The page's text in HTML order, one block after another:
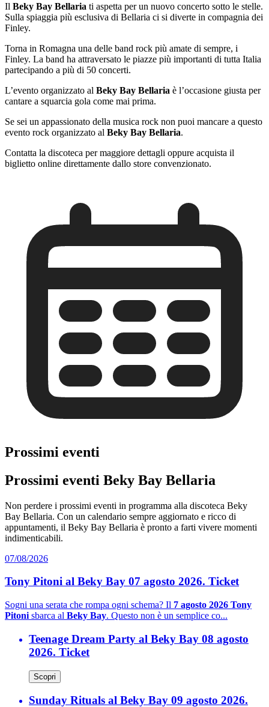
Il Beky Bay Bellaria ti aspetta per un nuovo concerto sotto le stelle.
Sulla spiaggia più esclusiva di Bellaria ci si diverte in compagnia dei
Finley.
Torna in Romagna una delle band rock più amate di sempre, i
Finley. La band ha attraversato le piazze più importanti di tutta Italia
partecipando a più di 50 concerti.
L’evento organizzato al Beky Bay Bellaria è l’occasione giusta per
cantare a squarcia gola come mai prima.
Se sei un appassionato della musica rock non puoi mancare a questo
evento rock organizzato al Beky Bay Bellaria.
Contatta la discoteca per maggiore dettagli oppure acquista il
biglietto online direttamente dallo store convenzionato.
Prossimi eventi
Prossimi eventi Beky Bay Bellaria
Non perdere i prossimi eventi in programma alla discoteca Beky
Bay Bellaria. Con un calendario sempre aggiornato e ricco di
appuntamenti, il Beky Bay Bellaria è pronto a farti vivere momenti
indimenticabili.
07/08/2026
Tony Pitoni al Beky Bay 07 agosto 2026. Ticket
Sogni una serata che rompa ogni schema? Il 7 agosto 2026 Tony
Pitoni sbarca al Beky Bay. Questo non è un semplice co...
Teenage Dream Party al Beky Bay 08 agosto
2026. Ticket
Scopri
Sunday Rituals al Beky Bay 09 agosto 2026.